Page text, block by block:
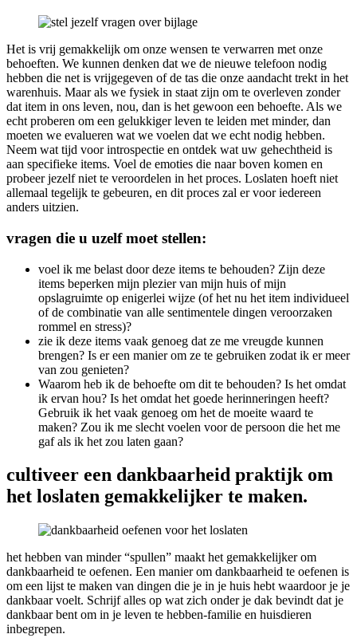
Het is vrij gemakkelijk om onze wensen te verwarren met onze
behoeften. We kunnen denken dat we de nieuwe telefoon nodig
hebben die net is vrijgegeven of de tas die onze aandacht trekt in het
warenhuis. Maar als we fysiek in staat zijn om te overleven zonder
dat item in ons leven, nou, dan is het gewoon een behoefte. Als we
echt proberen om een gelukkiger leven te leiden met minder, dan
moeten we evalueren wat we voelen dat we echt nodig hebben.
Neem wat tijd voor introspectie en ontdek wat uw gehechtheid is
aan specifieke items. Voel de emoties die naar boven komen en
probeer jezelf niet te veroordelen in het proces. Loslaten hoeft niet
allemaal tegelijk te gebeuren, en dit proces zal er voor iedereen
anders uitzien.
vragen die u uzelf moet stellen:
voel ik me belast door deze items te behouden? Zijn deze
items beperken mijn plezier van mijn huis of mijn
opslagruimte op enigerlei wijze (of het nu het item individueel
of de combinatie van alle sentimentele dingen veroorzaken
rommel en stress)?
zie ik deze items vaak genoeg dat ze me vreugde kunnen
brengen? Is er een manier om ze te gebruiken zodat ik er meer
van zou genieten?
Waarom heb ik de behoefte om dit te behouden? Is het omdat
ik ervan hou? Is het omdat het goede herinneringen heeft?
Gebruik ik het vaak genoeg om het de moeite waard te
maken? Zou ik me slecht voelen voor de persoon die het me
gaf als ik het zou laten gaan?
cultiveer een dankbaarheid praktijk om
het loslaten gemakkelijker te maken.
het hebben van minder “spullen” maakt het gemakkelijker om
dankbaarheid te oefenen. Een manier om dankbaarheid te oefenen is
om een lijst te maken van dingen die je in je huis hebt waardoor je je
dankbaar voelt. Schrijf alles op wat zich onder je dak bevindt dat je
dankbaar bent om in je leven te hebben-familie en huisdieren
inbegrepen.